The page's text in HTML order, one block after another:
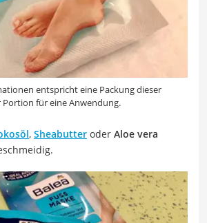
entspricht eine Packung dieser
Portion für eine Anwendung.
, Sheabutter oder Aloe vera